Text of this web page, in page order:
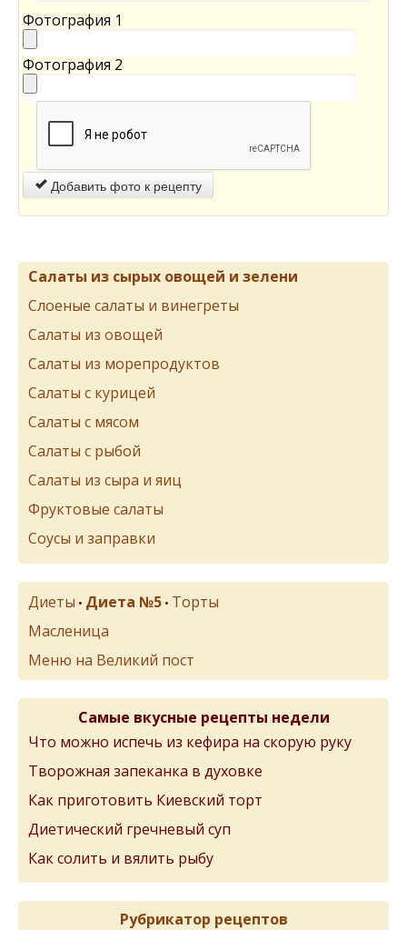
Фотография 1
Фотография 2
Добавить фото к рецепту
Салаты из сырых овощей и зелени
Слоеные салаты и винегреты
Салаты из овощей
Салаты из морепродуктов
Салаты с курицей
Салаты с мясом
Салаты с рыбой
Салаты из сыра и яиц
Фруктовые салаты
Соусы и заправки
Диеты • Диета №5 • Торты
Масленица
Меню на Великий пост
Самые вкусные рецепты недели
Что можно испечь из кефира на скорую руку
Творожная запеканка в духовке
Как приготовить Киевский торт
Диетический гречневый суп
Как солить и вялить рыбу
Рубрикатор рецептов